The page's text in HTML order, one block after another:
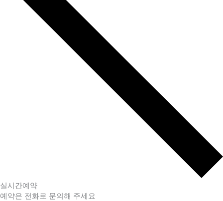
실시간예약
예약은 전화로 문의해 주세요